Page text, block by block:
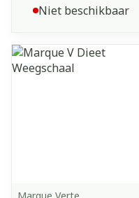
Niet beschikbaar